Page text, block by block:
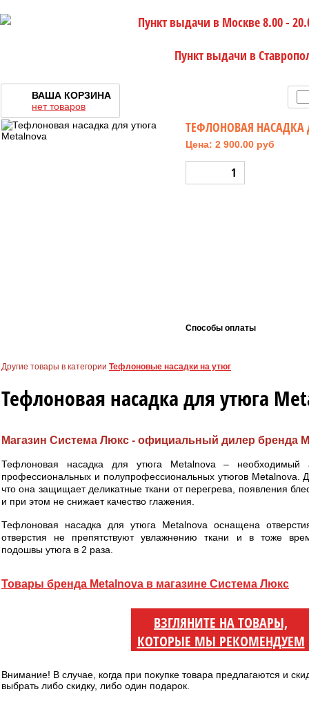
Пункт выдачи в Москве 8.00 -
Пункт выдачи в
ВАША КОРЗИНА
нет товаров
ТЕФЛОНОВАЯ НАСАДКА
Цена: 2 900.00 руб
Способы оплаты
Другие товары в категории Тефлоновые насадки на утюг
Тефлоновая насадка для утюга
Магазин Система Люкс - официальный дилер бренда
Тефлоновая насадка для утюга Metalnova – необходимый
профессиональных и полупрофессиональных утюгов Metalnova.
что она защищает деликатные ткани от перегрева, появления
и при этом не снижает качество глажения.
Тефлоновая насадка для утюга Metalnova оснащена
отверстия не препятствуют увлажнению ткани и в тоже
подошвы утюга в 2 раза.
Товары бренда Metalnova в магазине Система Люкс
ВЗГЛЯНИТЕ НА ТОВАРЫ,
КОТОРЫЕ МЫ РЕКОМЕНДУЕМ
Внимание! В случае, когда при покупке товара предлагаются и
выбрать либо скидку, либо один подарок.